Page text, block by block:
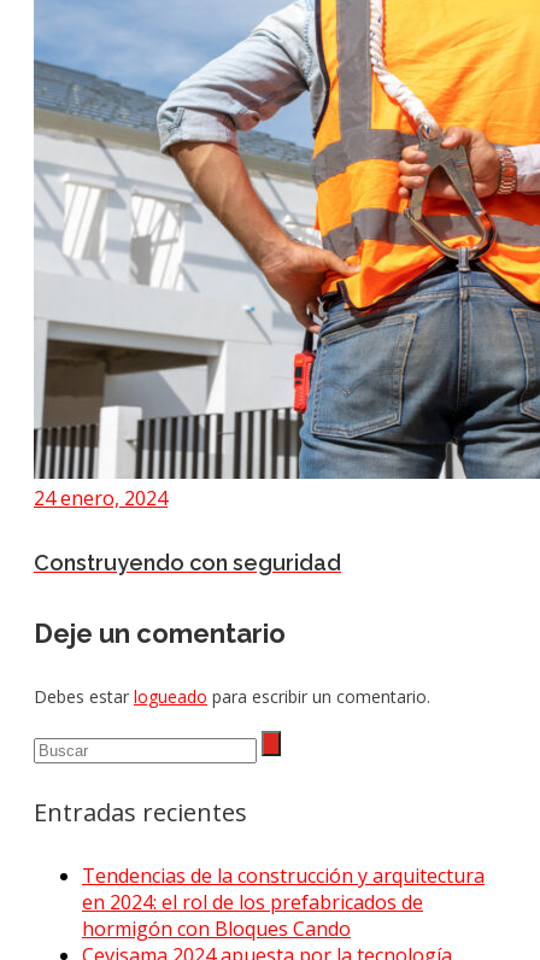
24 enero, 2024
Construyendo con seguridad
Deje un comentario
Debes estar logueado para escribir un comentario.
Entradas recientes
Tendencias de la construcción y arquitectura
en 2024: el rol de los prefabricados de
hormigón con Bloques Cando